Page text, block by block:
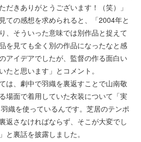
だきありがとうございます！（笑）」
ての感想を求められると、「2004年と
、そういった意味では別作品と捉えて
を見ても全く別の作品になったなと感
アイデアでしたが、監督の作る面白い
たと思います」とコメント。
は、劇中で羽織を裏返すことで山南敬
場面で着用していた衣装について「実
織を使っているんです。芝居のテンポ
返さなければならず、そこが大変でし
と裏話を披露しました。